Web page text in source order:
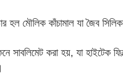
হল মৌলিক কাঁচামাল যা জৈব
সাবলিমেট করা হয়, যা হাইটেক